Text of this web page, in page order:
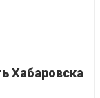
Хабаровска